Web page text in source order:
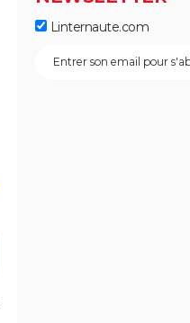
Linternaute.com